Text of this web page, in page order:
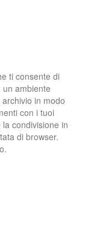
ti consente di
ambiente
in modo
con i tuoi
condivisione in
di browser.